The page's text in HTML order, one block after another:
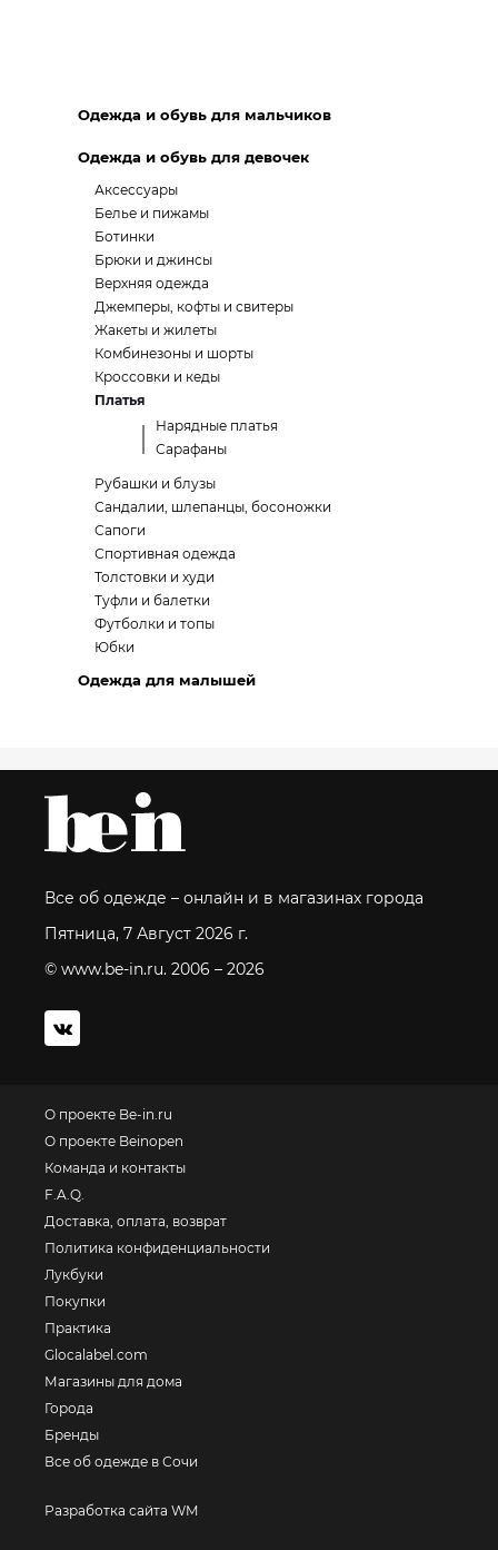
Одежда и обувь для мальчиков
Одежда и обувь для девочек
Аксессуары
Белье и пижамы
Ботинки
Брюки и джинсы
Верхняя одежда
Джемперы, кофты и свитеры
Жакеты и жилеты
Комбинезоны и шорты
Кроссовки и кеды
Платья
Нарядные платья
Сарафаны
Рубашки и блузы
Сандалии, шлепанцы, босоножки
Сапоги
Спортивная одежда
Толстовки и худи
Туфли и балетки
Футболки и топы
Юбки
Одежда для малышей
Все об одежде – онлайн и в магазинах города
Пятница, 7 Август 2026 г.
© www.be-in.ru. 2006 – 2026
О проекте Be-in.ru
О проекте Beinopen
Команда и контакты
F.A.Q.
Доставка, оплата, возврат
Политика конфиденциальности
Лукбуки
Покупки
Практика
Glocalabel.com
Магазины для дома
Города
Бренды
Все об одежде в Сочи
Разработка сайта WM